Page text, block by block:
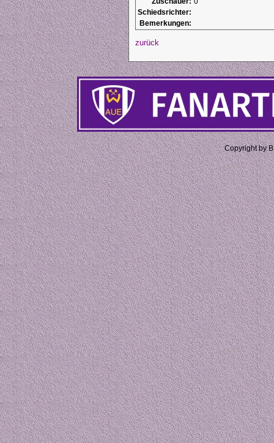
Schiedsrichter:
Bemerkungen:
zurück
Copyright by